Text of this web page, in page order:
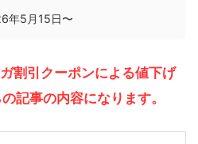
年5月15日〜
割引クーポンによる値下げ
記事の内容になります。